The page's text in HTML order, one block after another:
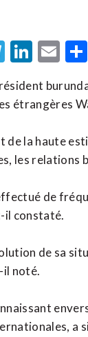
Telegram
étrangères
de la haute
les relations
de
il constaté.
de sa
il noté.
a